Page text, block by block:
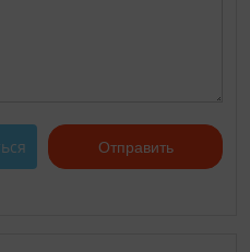
Отправить